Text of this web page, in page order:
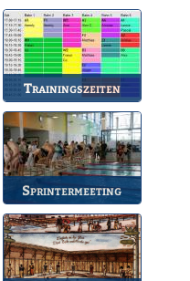
So können Sie uns
erreichen.
Trainingszeiten
Bahnbelegungen der
Gruppen.
Sprintermeeting
Jährlicher Wettkampf
des BSV.